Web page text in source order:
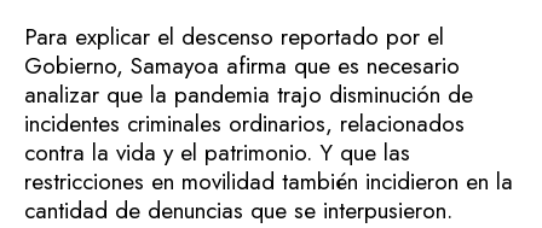
Para explicar el descenso reportado por el
Gobierno, Samayoa afirma que es necesario
analizar que la pandemia trajo disminución de
incidentes criminales ordinarios, relacionados
contra la vida y el patrimonio. Y que las
restricciones en movilidad también incidieron en la
cantidad de denuncias que se interpusieron.